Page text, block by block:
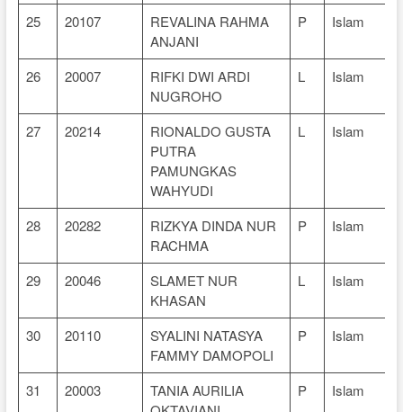
25 20107
REVALINA RAHMA
ANJANI
P Islam
26 20007
RIFKI DWI ARDI
NUGROHO
L Islam
27 20214
RIONALDO GUSTA
PUTRA
PAMUNGKAS
WAHYUDI
L Islam
28 20282
RIZKYA DINDA NUR
RACHMA
P Islam
29 20046
SLAMET NUR
KHASAN
L Islam
30 20110
SYALINI NATASYA
FAMMY DAMOPOLI
P Islam
31 20003
TANIA AURILIA
P Islam